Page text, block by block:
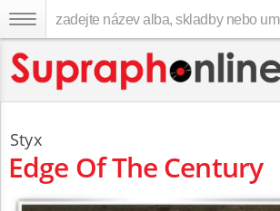
Styx
Edge Of The Century